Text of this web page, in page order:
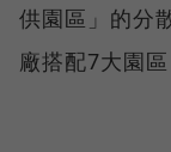
供園區」的分
廠搭配7大園區